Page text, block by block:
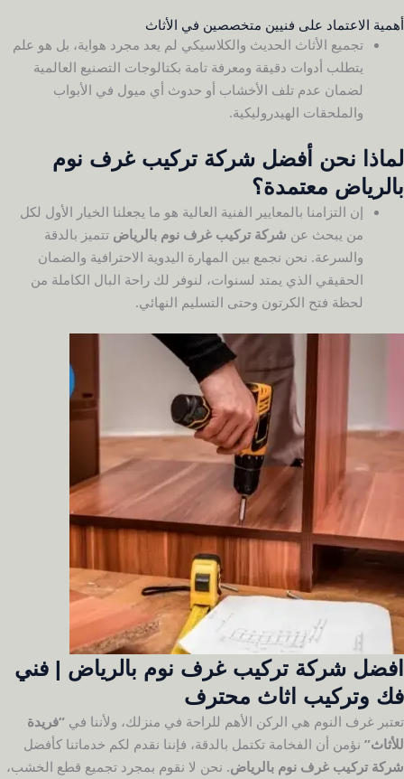
أهمية الاعتماد على فنيين متخصصين في الأثاث
تجميع الأثاث الحديث والكلاسيكي لم يعد مجرد هواية، بل هو علم
يتطلب أدوات دقيقة ومعرفة تامة بكتالوجات التصنيع العالمية
لضمان عدم تلف الأخشاب أو حدوث أي ميول في الأبواب
والملحقات الهيدروليكية.
لماذا نحن أفضل شركة تركيب غرف نوم
بالرياض معتمدة؟
إن التزامنا بالمعايير الفنية العالية هو ما يجعلنا الخيار الأول لكل
من يبحث عن شركة تركيب غرف نوم بالرياض تتميز بالدقة
والسرعة. نحن نجمع بين المهارة اليدوية الاحترافية والضمان
الحقيقي الذي يمتد لسنوات، لنوفر لك راحة البال الكاملة من
لحظة فتح الكرتون وحتى التسليم النهائي.
افضل شركة تركيب غرف نوم بالرياض | فني
فك وتركيب اثاث محترف
تعتبر غرف النوم هي الركن الأهم للراحة في منزلك، ولأننا في “فريدة
للأثاث” نؤمن أن الفخامة تكتمل بالدقة، فإننا نقدم لكم خدماتنا كأفضل
شركة تركيب غرف نوم بالرياض. نحن لا نقوم بمجرد تجميع قطع الخشب،